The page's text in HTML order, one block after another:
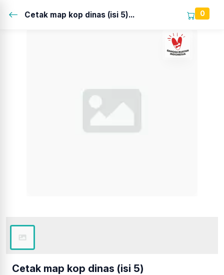
Cetak map kop dinas (isi 5)... 0
Cetak map kop dinas (isi 5)